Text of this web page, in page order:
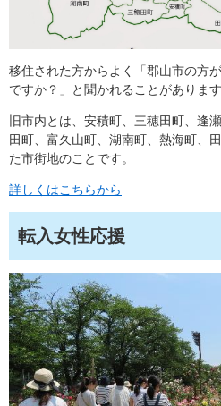
移住された方からよく「郡山市の方
ですか？」と聞かれることがあります
旧市内とは、安積町、三穂田町、逢
田町、富久山町、湖南町、熱海町、
た市街地のことです。
詳しくはこちらから​
転入女性応援